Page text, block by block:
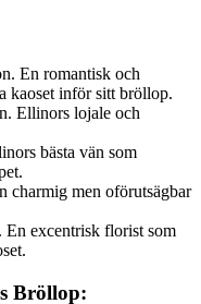
En romantisk och
kaoset inför sitt bröllop.
Ellinors lojale och
bästa vän som
charmig men oförutsägbar
En excentrisk florist som
Bröllop: